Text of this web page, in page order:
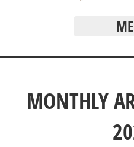
MONTHLY